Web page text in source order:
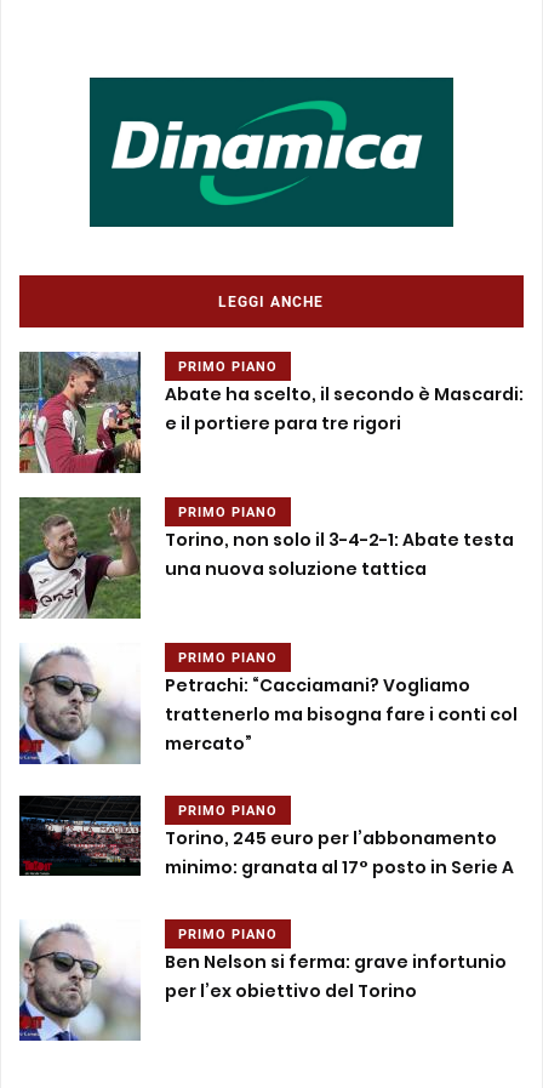
LEGGI ANCHE
PRIMO PIANO
Abate ha scelto, il secondo è Mascardi:
e il portiere para tre rigori
PRIMO PIANO
Torino, non solo il 3-4-2-1: Abate testa
una nuova soluzione tattica
PRIMO PIANO
Petrachi: “Cacciamani? Vogliamo
trattenerlo ma bisogna fare i conti col
mercato”
PRIMO PIANO
Torino, 245 euro per l’abbonamento
minimo: granata al 17° posto in Serie A
PRIMO PIANO
Ben Nelson si ferma: grave infortunio
per l’ex obiettivo del Torino